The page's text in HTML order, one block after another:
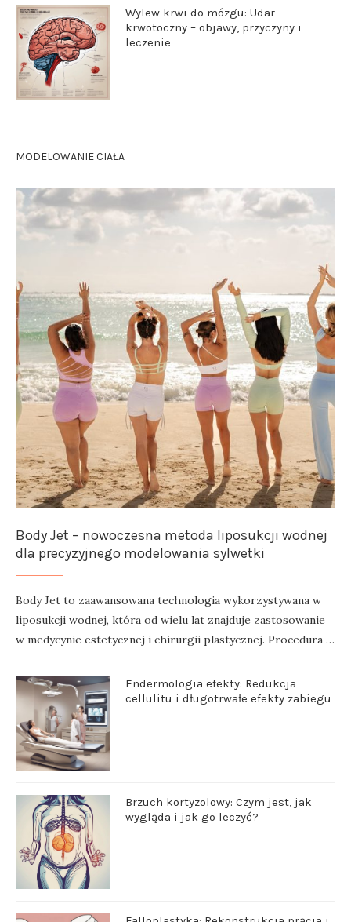
Wylew krwi do mózgu: Udar
krwotoczny – objawy, przyczyny i
leczenie
MODELOWANIE CIAŁA
Body Jet – nowoczesna metoda liposukcji wodnej
dla precyzyjnego modelowania sylwetki
Body Jet to zaawansowana technologia wykorzystywana w
liposukcji wodnej, która od wielu lat znajduje zastosowanie
w medycynie estetycznej i chirurgii plastycznej. Procedura …
Endermologia efekty: Redukcja
cellulitu i długotrwałe efekty zabiegu
Brzuch kortyzolowy: Czym jest, jak
wygląda i jak go leczyć?